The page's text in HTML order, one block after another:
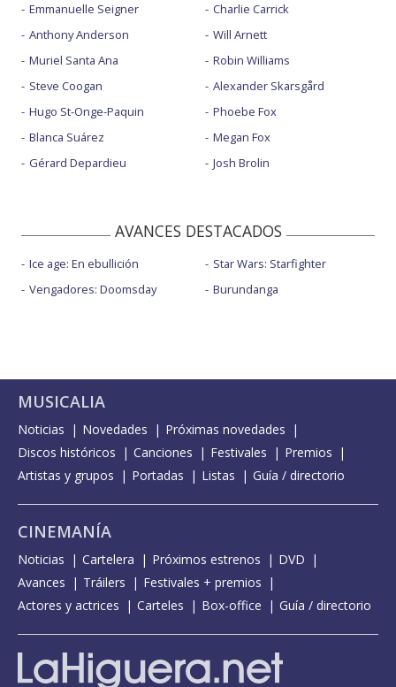
Emmanuelle Seigner
Anthony Anderson
Muriel Santa Ana
Steve Coogan
Hugo St-Onge-Paquin
Blanca Suárez
Gérard Depardieu
Charlie Carrick
Will Arnett
Robin Williams
Alexander Skarsgård
Phoebe Fox
Megan Fox
Josh Brolin
AVANCES DESTACADOS
Ice age: En ebullición
Vengadores: Doomsday
Star Wars: Starfighter
Burundanga
MUSICALIA
Noticias Novedades
Próximas novedades
Discos históricos
Canciones Festivales
Premios
Artistas y grupos
Portadas Listas Guía / directorio
CINEMANÍA
Noticias Cartelera Próximos estrenos
DVD
Avances
Tráilers
Festivales + premios
Actores y actrices
Carteles Box-office Guía / directorio